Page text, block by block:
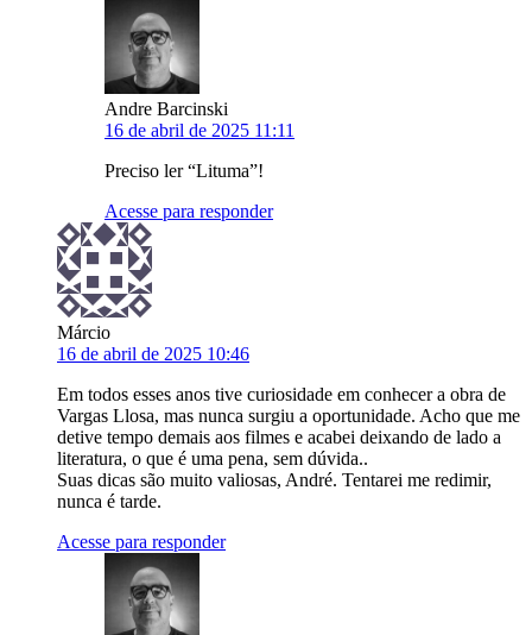
Andre Barcinski
16 de abril de 2025 11:11
Preciso ler “Lituma”!
Acesse para responder
Márcio
16 de abril de 2025 10:46
Em todos esses anos tive curiosidade em conhecer a obra de
Vargas Llosa, mas nunca surgiu a oportunidade. Acho que me
detive tempo demais aos filmes e acabei deixando de lado a
literatura, o que é uma pena, sem dúvida..
Suas dicas são muito valiosas, André. Tentarei me redimir,
nunca é tarde.
Acesse para responder